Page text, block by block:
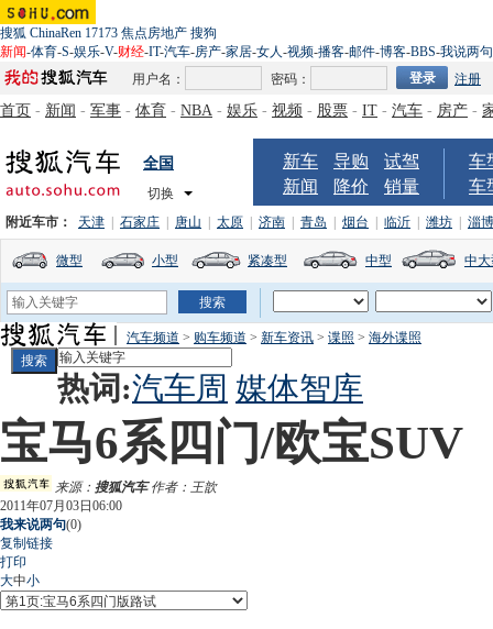
搜狐 ChinaRen 17173 焦点房地产 搜狗
新闻-体育-S-娱乐-V-财经-IT-汽车-房产-家居-女人-视频-播客-邮件-博客-BBS-我说两句
用户名：
密码： 注册
首页 - 新闻 - 军事 - 体育 - NBA - 娱乐 - 视频 - 股票 - IT - 汽车 - 房产 -
全国
切换
新车 导购
试驾
新闻
降价 销量
车
车
附近车市： 天津 石家庄 唐山 太原 济南 青岛 烟台 临沂 潍坊 淄博
微型 小型 紧凑型 中型 中
汽车频道 > 购车频道 > 新车资讯 > 谍照 > 海外谍照
热词:汽车周 媒体智库
宝马6系四门/欧宝
来源： 搜狐汽车作者：王歆
2011年07月03日06:00
我来说两句(0)
复制链接
打印
大中小